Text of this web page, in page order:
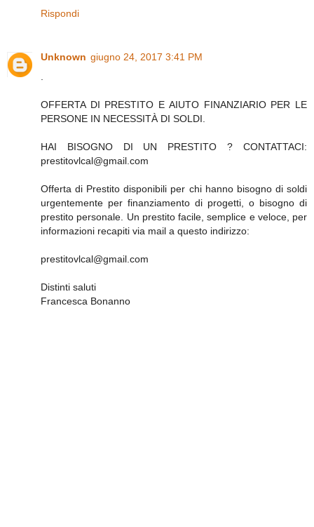
Rispondi
Unknown giugno 24, 2017 3:41 PM
OFFERTA DI PRESTITO E AIUTO FINANZIARIO PER LE
PERSONE IN NECESSITÀ DI SOLDI.
HAI BISOGNO DI UN PRESTITO ? CONTATTACI:
prestitovlcal@gmail.com
Offerta di Prestito disponibili per chi hanno bisogno di soldi
urgentemente per finanziamento di progetti, o bisogno di
prestito personale. Un prestito facile, semplice e veloce, per
informazioni recapiti via mail a questo indirizzo:
prestitovlcal@gmail.com
Distinti saluti
Francesca Bonanno